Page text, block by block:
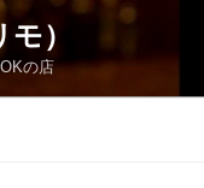
）
の店